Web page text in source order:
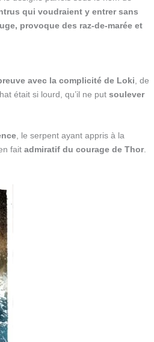
qui voudraient y entrer sans
provoque des raz-de-marée et
avec la complicité de Loki , de
était si lourd, qu’il ne put soulever
, le serpent ayant appris à la
fait admiratif du courage de Thor.